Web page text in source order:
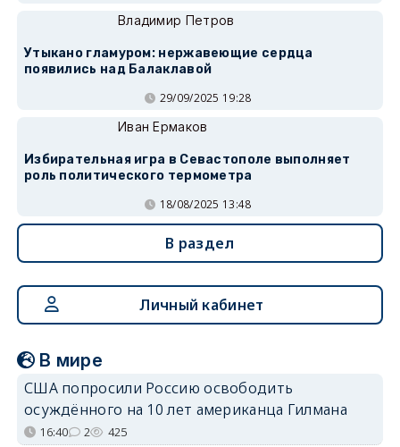
Владимир Петров
Утыкано гламуром: нержавеющие сердца
появились над Балаклавой
29/09/2025 19:28
Иван Ермаков
Избирательная игра в Севастополе выполняет
роль политического термометра
18/08/2025 13:48
В раздел
Личный кабинет
В мире
США попросили Россию освободить
осуждённого на 10 лет американца Гилмана
16:40 2 425